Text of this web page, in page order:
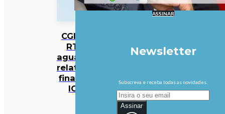
CGI da
RTP
aguarda
relatório
final da
IGF
ASSINAR
Newsletter
Subscreva e receba todas as novidades.
Assinar